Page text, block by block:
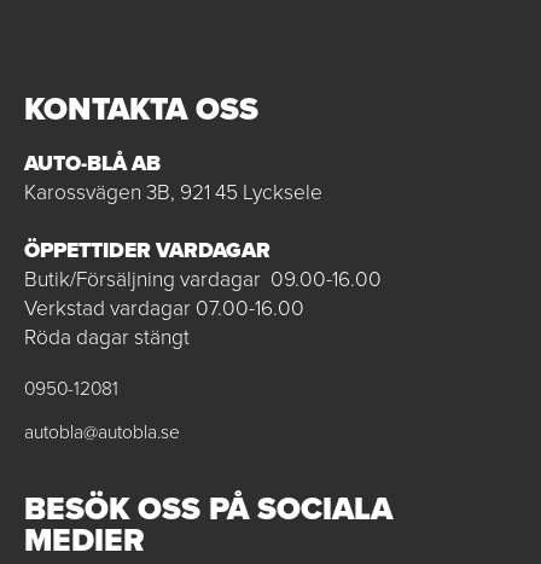
KONTAKTA OSS
AUTO-BLÅ AB
Karossvägen 3B, 921 45 Lycksele
ÖPPETTIDER VARDAGAR
Butik/Försäljning vardagar 09.00-16.00
Verkstad vardagar 07.00-16.00
Röda dagar stängt
0950-12081
autobla@autobla.se
BESÖK OSS PÅ SOCIALA
MEDIER